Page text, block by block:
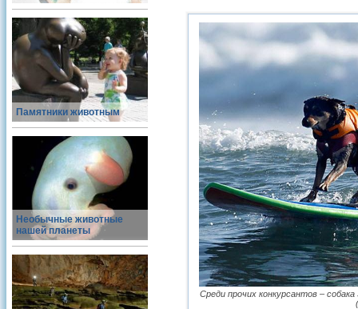
Памятники животным
Необычные животные
нашей планеты
Среди прочих конкурсантов –